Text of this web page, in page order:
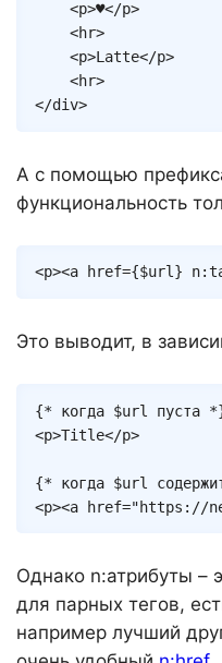
<p>♥</p>
<hr>
<p>Latte</p>
<hr>
</div>
А с помощью
функциональность
<p><a href={$url}
Это выводит, в
{* когда $url пуста
<p>Title</p>
{* когда $url
<p><a href="https://
Однако n:атрибуты –
для парных тегов,
например лучший